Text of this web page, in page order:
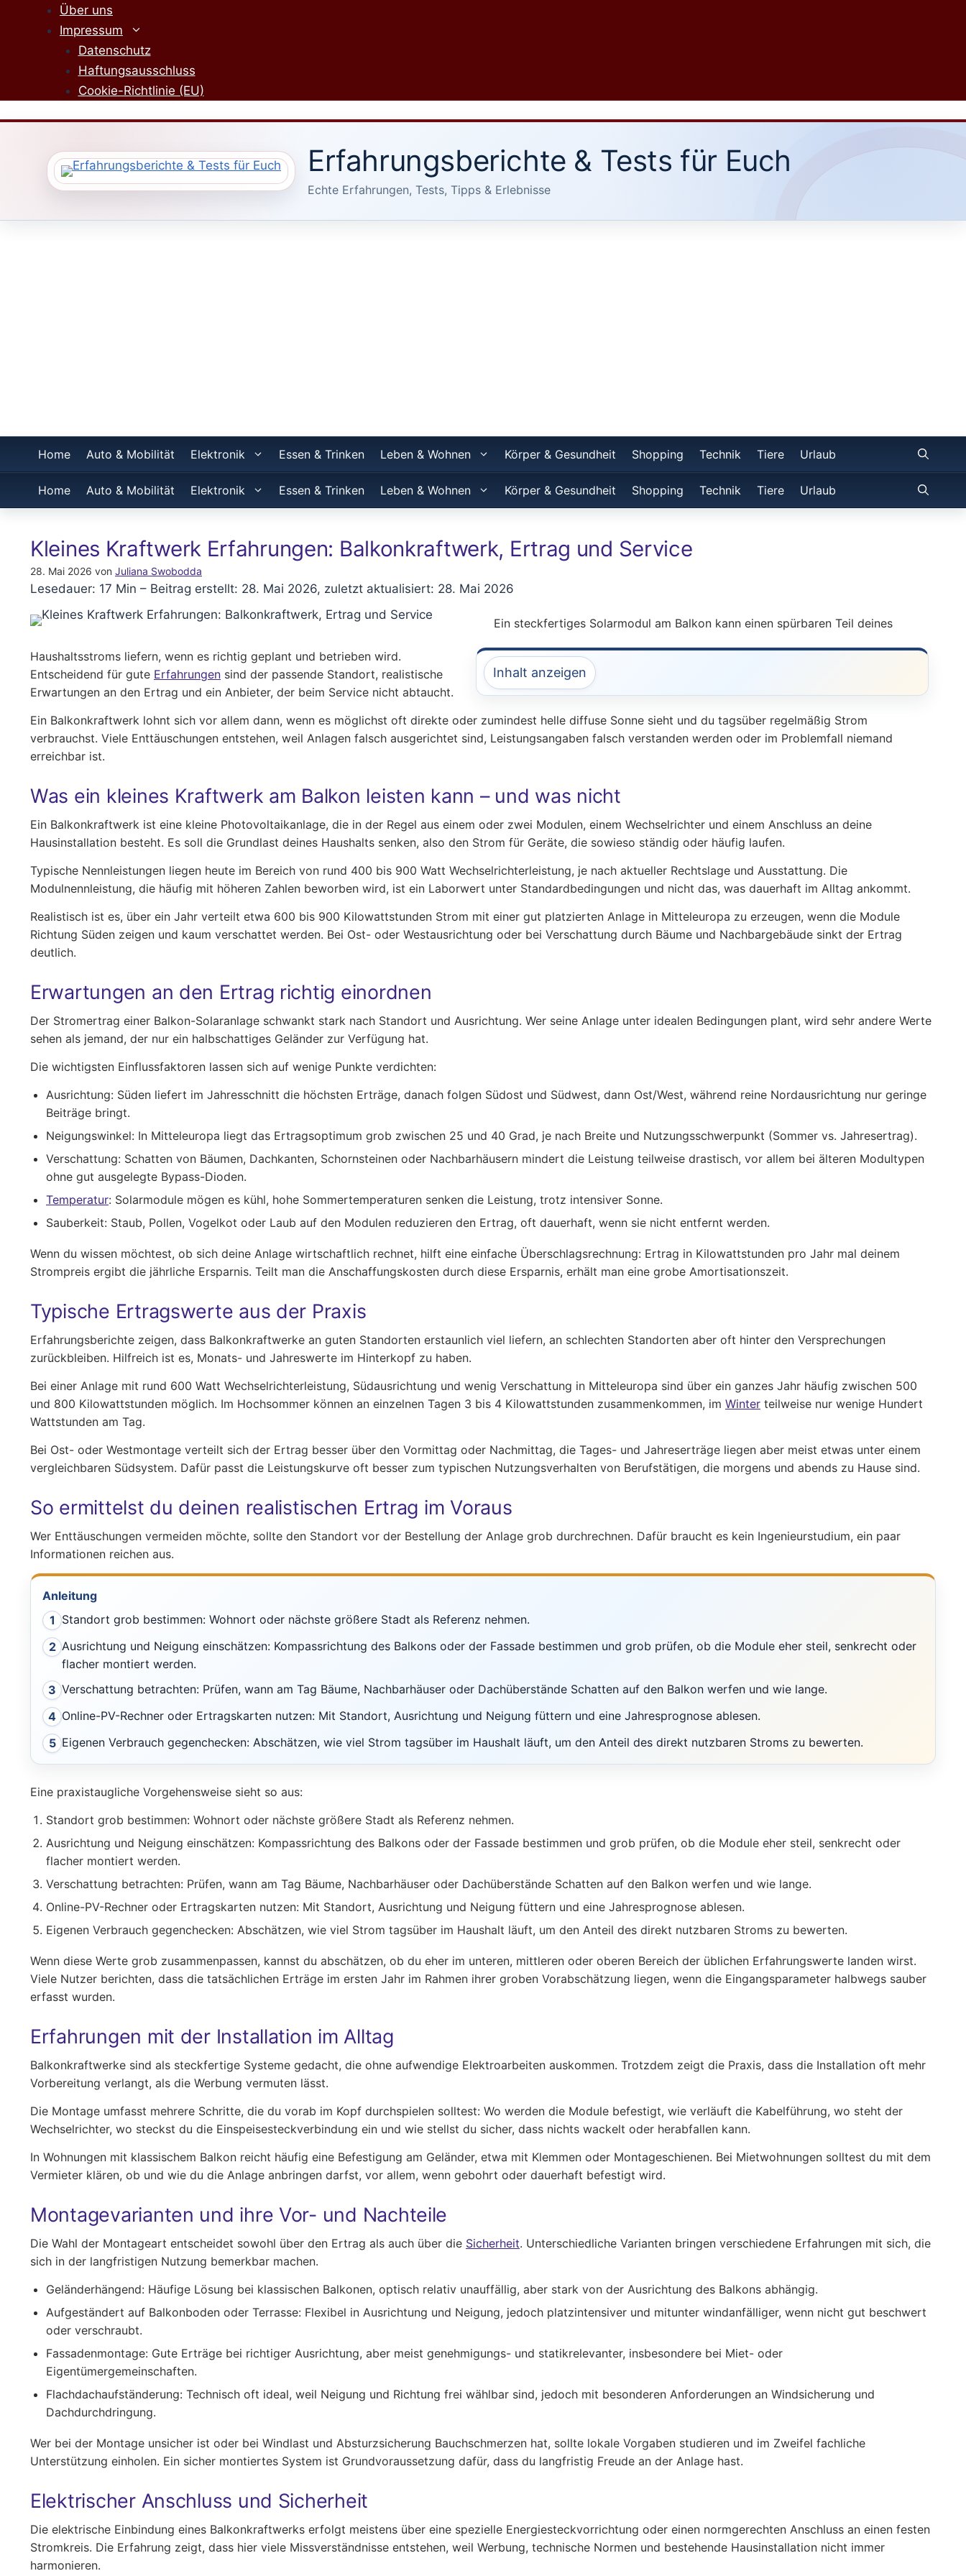
Über uns
Impressum
Datenschutz
Haftungsausschluss
Cookie-Richtlinie (EU)
Erfahrungsberichte & Tests für Euch
Echte Erfahrungen, Tests, Tipps & Erlebnisse
Home Auto & Mobilität Elektronik Essen & Trinken Leben & Wohnen Körper & Gesundheit Shopping Technik Tiere Urlaub
Home Auto & Mobilität Elektronik Essen & Trinken Leben & Wohnen Körper & Gesundheit Shopping Technik Tiere Urlaub
Kleines Kraftwerk Erfahrungen: Balkonkraftwerk, Ertrag und Service
28. Mai 2026 von Juliana Swobodda
Lesedauer: 17 Min – Beitrag erstellt: 28. Mai 2026, zuletzt aktualisiert: 28. Mai 2026
Inhalt anzeigen
Ein steckfertiges Solarmodul am Balkon kann einen spürbaren Teil deines
Haushaltsstroms liefern, wenn es richtig geplant und betrieben wird.
Entscheidend für gute Erfahrungen sind der passende Standort, realistische
Erwartungen an den Ertrag und ein Anbieter, der beim Service nicht abtaucht.
Ein Balkonkraftwerk lohnt sich vor allem dann, wenn es möglichst oft direkte oder zumindest helle diffuse Sonne sieht und du tagsüber regelmäßig Strom
verbrauchst. Viele Enttäuschungen entstehen, weil Anlagen falsch ausgerichtet sind, Leistungsangaben falsch verstanden werden oder im Problemfall niemand
erreichbar ist.
Was ein kleines Kraftwerk am Balkon leisten kann – und was nicht
Ein Balkonkraftwerk ist eine kleine Photovoltaikanlage, die in der Regel aus einem oder zwei Modulen, einem Wechselrichter und einem Anschluss an deine
Hausinstallation besteht. Es soll die Grundlast deines Haushalts senken, also den Strom für Geräte, die sowieso ständig oder häufig laufen.
Typische Nennleistungen liegen heute im Bereich von rund 400 bis 900 Watt Wechselrichterleistung, je nach aktueller Rechtslage und Ausstattung. Die
Modulnennleistung, die häufig mit höheren Zahlen beworben wird, ist ein Laborwert unter Standardbedingungen und nicht das, was dauerhaft im Alltag ankommt.
Realistisch ist es, über ein Jahr verteilt etwa 600 bis 900 Kilowattstunden Strom mit einer gut platzierten Anlage in Mitteleuropa zu erzeugen, wenn die Module
Richtung Süden zeigen und kaum verschattet werden. Bei Ost- oder Westausrichtung oder bei Verschattung durch Bäume und Nachbargebäude sinkt der Ertrag
deutlich.
Erwartungen an den Ertrag richtig einordnen
Der Stromertrag einer Balkon-Solaranlage schwankt stark nach Standort und Ausrichtung. Wer seine Anlage unter idealen Bedingungen plant, wird sehr andere Werte
sehen als jemand, der nur ein halbschattiges Geländer zur Verfügung hat.
Die wichtigsten Einflussfaktoren lassen sich auf wenige Punkte verdichten:
Ausrichtung: Süden liefert im Jahresschnitt die höchsten Erträge, danach folgen Südost und Südwest, dann Ost/West, während reine Nordausrichtung nur geringe
Beiträge bringt.
Neigungswinkel: In Mitteleuropa liegt das Ertragsoptimum grob zwischen 25 und 40 Grad, je nach Breite und Nutzungsschwerpunkt (Sommer vs. Jahresertrag).
Verschattung: Schatten von Bäumen, Dachkanten, Schornsteinen oder Nachbarhäusern mindert die Leistung teilweise drastisch, vor allem bei älteren Modultypen
ohne gut ausgelegte Bypass-Dioden.
Temperatur: Solarmodule mögen es kühl, hohe Sommertemperaturen senken die Leistung, trotz intensiver Sonne.
Sauberkeit: Staub, Pollen, Vogelkot oder Laub auf den Modulen reduzieren den Ertrag, oft dauerhaft, wenn sie nicht entfernt werden.
Wenn du wissen möchtest, ob sich deine Anlage wirtschaftlich rechnet, hilft eine einfache Überschlagsrechnung: Ertrag in Kilowattstunden pro Jahr mal deinem
Strompreis ergibt die jährliche Ersparnis. Teilt man die Anschaffungskosten durch diese Ersparnis, erhält man eine grobe Amortisationszeit.
Typische Ertragswerte aus der Praxis
Erfahrungsberichte zeigen, dass Balkonkraftwerke an guten Standorten erstaunlich viel liefern, an schlechten Standorten aber oft hinter den Versprechungen
zurückbleiben. Hilfreich ist es, Monats- und Jahreswerte im Hinterkopf zu haben.
Bei einer Anlage mit rund 600 Watt Wechselrichterleistung, Südausrichtung und wenig Verschattung in Mitteleuropa sind über ein ganzes Jahr häufig zwischen 500
und 800 Kilowattstunden möglich. Im Hochsommer können an einzelnen Tagen 3 bis 4 Kilowattstunden zusammenkommen, im Winter teilweise nur wenige Hundert
Wattstunden am Tag.
Bei Ost- oder Westmontage verteilt sich der Ertrag besser über den Vormittag oder Nachmittag, die Tages- und Jahreserträge liegen aber meist etwas unter einem
vergleichbaren Südsystem. Dafür passt die Leistungskurve oft besser zum typischen Nutzungsverhalten von Berufstätigen, die morgens und abends zu Hause sind.
So ermittelst du deinen realistischen Ertrag im Voraus
Wer Enttäuschungen vermeiden möchte, sollte den Standort vor der Bestellung der Anlage grob durchrechnen. Dafür braucht es kein Ingenieurstudium, ein paar
Informationen reichen aus.
Anleitung
1 Standort grob bestimmen: Wohnort oder nächste größere Stadt als Referenz nehmen.
2 Ausrichtung und Neigung einschätzen: Kompassrichtung des Balkons oder der Fassade bestimmen und grob prüfen, ob die Module eher steil, senkrecht oder
flacher montiert werden.
3 Verschattung betrachten: Prüfen, wann am Tag Bäume, Nachbarhäuser oder Dachüberstände Schatten auf den Balkon werfen und wie lange.
4 Online-PV-Rechner oder Ertragskarten nutzen: Mit Standort, Ausrichtung und Neigung füttern und eine Jahresprognose ablesen.
5 Eigenen Verbrauch gegenchecken: Abschätzen, wie viel Strom tagsüber im Haushalt läuft, um den Anteil des direkt nutzbaren Stroms zu bewerten.
Eine praxistaugliche Vorgehensweise sieht so aus:
Standort grob bestimmen: Wohnort oder nächste größere Stadt als Referenz nehmen.
Ausrichtung und Neigung einschätzen: Kompassrichtung des Balkons oder der Fassade bestimmen und grob prüfen, ob die Module eher steil, senkrecht oder
flacher montiert werden.
Verschattung betrachten: Prüfen, wann am Tag Bäume, Nachbarhäuser oder Dachüberstände Schatten auf den Balkon werfen und wie lange.
Online-PV-Rechner oder Ertragskarten nutzen: Mit Standort, Ausrichtung und Neigung füttern und eine Jahresprognose ablesen.
Eigenen Verbrauch gegenchecken: Abschätzen, wie viel Strom tagsüber im Haushalt läuft, um den Anteil des direkt nutzbaren Stroms zu bewerten.
Wenn diese Werte grob zusammenpassen, kannst du abschätzen, ob du eher im unteren, mittleren oder oberen Bereich der üblichen Erfahrungswerte landen wirst.
Viele Nutzer berichten, dass die tatsächlichen Erträge im ersten Jahr im Rahmen ihrer groben Vorabschätzung liegen, wenn die Eingangsparameter halbwegs sauber
erfasst wurden.
Erfahrungen mit der Installation im Alltag
Balkonkraftwerke sind als steckfertige Systeme gedacht, die ohne aufwendige Elektroarbeiten auskommen. Trotzdem zeigt die Praxis, dass die Installation oft mehr
Vorbereitung verlangt, als die Werbung vermuten lässt.
Die Montage umfasst mehrere Schritte, die du vorab im Kopf durchspielen solltest: Wo werden die Module befestigt, wie verläuft die Kabelführung, wo steht der
Wechselrichter, wo steckst du die Einspeisesteckverbindung ein und wie stellst du sicher, dass nichts wackelt oder herabfallen kann.
In Wohnungen mit klassischem Balkon reicht häufig eine Befestigung am Geländer, etwa mit Klemmen oder Montageschienen. Bei Mietwohnungen solltest du mit dem
Vermieter klären, ob und wie du die Anlage anbringen darfst, vor allem, wenn gebohrt oder dauerhaft befestigt wird.
Montagevarianten und ihre Vor- und Nachteile
Die Wahl der Montageart entscheidet sowohl über den Ertrag als auch über die Sicherheit. Unterschiedliche Varianten bringen verschiedene Erfahrungen mit sich, die
sich in der langfristigen Nutzung bemerkbar machen.
Geländerhängend: Häufige Lösung bei klassischen Balkonen, optisch relativ unauffällig, aber stark von der Ausrichtung des Balkons abhängig.
Aufgeständert auf Balkonboden oder Terrasse: Flexibel in Ausrichtung und Neigung, jedoch platzintensiver und mitunter windanfälliger, wenn nicht gut beschwert
oder verschraubt.
Fassadenmontage: Gute Erträge bei richtiger Ausrichtung, aber meist genehmigungs- und statikrelevanter, insbesondere bei Miet- oder
Eigentümergemeinschaften.
Flachdachaufständerung: Technisch oft ideal, weil Neigung und Richtung frei wählbar sind, jedoch mit besonderen Anforderungen an Windsicherung und
Dachdurchdringung.
Wer bei der Montage unsicher ist oder bei Windlast und Absturzsicherung Bauchschmerzen hat, sollte lokale Vorgaben studieren und im Zweifel fachliche
Unterstützung einholen. Ein sicher montiertes System ist Grundvoraussetzung dafür, dass du langfristig Freude an der Anlage hast.
Elektrischer Anschluss und Sicherheit
Die elektrische Einbindung eines Balkonkraftwerks erfolgt meistens über eine spezielle Energiesteckvorrichtung oder einen normgerechten Anschluss an einen festen
Stromkreis. Die Erfahrung zeigt, dass hier viele Missverständnisse entstehen, weil Werbung, technische Normen und bestehende Hausinstallation nicht immer
harmonieren.